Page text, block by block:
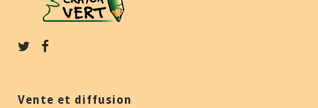
Vente et diffusion